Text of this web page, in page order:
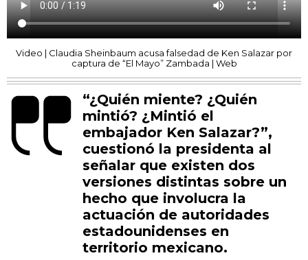
Video | Claudia Sheinbaum acusa falsedad de Ken Salazar por
captura de “El Mayo” Zambada | Web
“¿Quién miente? ¿Quién
mintió? ¿Mintió el
embajador Ken Salazar?”,
cuestionó la presidenta al
señalar que existen dos
versiones distintas sobre un
hecho que involucra la
actuación de autoridades
estadounidenses en
territorio mexicano.